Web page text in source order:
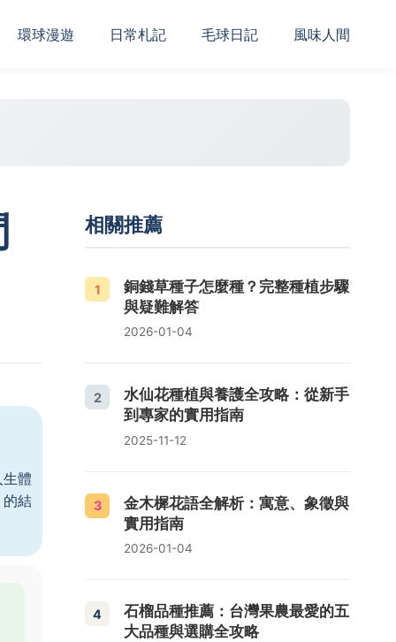
‌環球漫遊 日常札記 毛球日記 風味人間
體
的結
相關推薦
1
銅錢草種子怎麼種？完整種植步驟
與疑難解答
2026-01-04
2
水仙花種植與養護全攻略：從新手
到專家的實用指南
2025-11-12
3
金木樨花語全解析：寓意、象徵與
實用指南
2026-01-04
4
石榴品種推薦：台灣果農最愛的五
大品種與選購全攻略